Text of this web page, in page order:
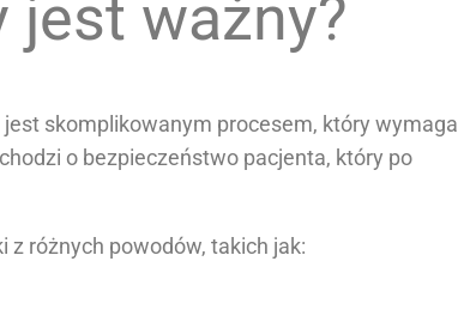
jest ważny?
skomplikowanym procesem, który wymaga
o bezpieczeństwo pacjenta, który po
z różnych powodów, takich jak: